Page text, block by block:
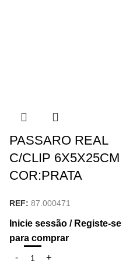
PASSARO REAL
C/CLIP 6X5X25CM
COR:PRATA
REF: 87.000471
Inicie sessão / Registe-se
para comprar